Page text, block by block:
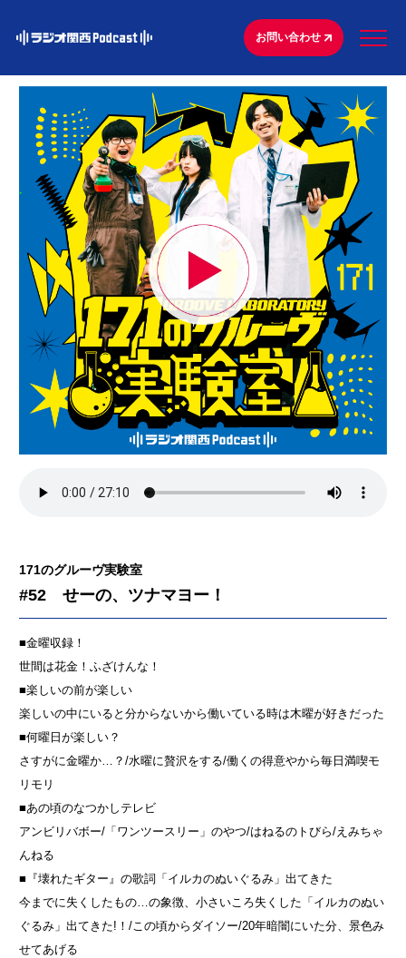
お問い合わせ
171のグルーヴ実験室
#52 せーの、ツナマヨー！
■金曜収録！
世間は花金！ふざけんな！
■楽しいの前が楽しい
楽しいの中にいると分からないから働いている時は木曜が好きだった
■何曜日が楽しい？
さすがに金曜か…？/水曜に贅沢をする/働くの得意やから毎日満喫モ
リモリ
■あの頃のなつかしテレビ
アンビリバボー/「ワンツースリー」のやつ/はねるのトびら/えみちゃ
んねる
■『壊れたギター』の歌詞「イルカのぬいぐるみ」出てきた
今までに失くしたもの…の象徴、小さいころ失くした「イルカのぬい
ぐるみ」出てきた!！/この頃からダイソー/20年暗闇にいた分、景色み
せてあげる